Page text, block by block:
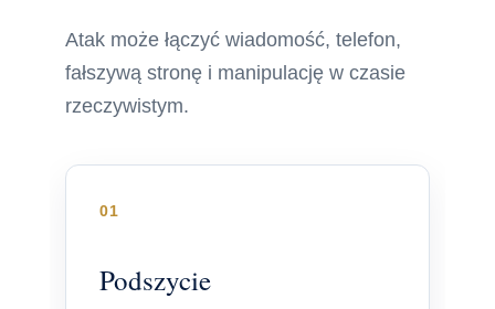
Atak może łączyć wiadomość, telefon,
fałszywą stronę i manipulację w czasie
rzeczywistym.
01
Podszycie